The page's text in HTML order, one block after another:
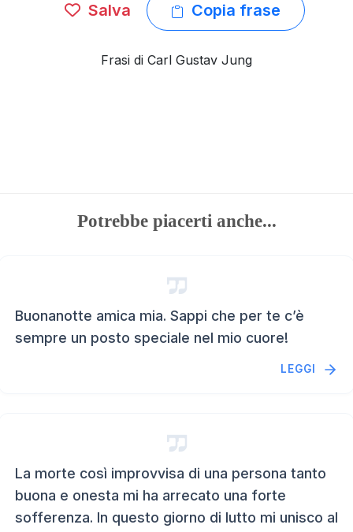
Salva Copia frase
Frasi di Carl Gustav Jung
Potrebbe piacerti anche...
Buonanotte amica mia. Sappi che per te c’è
sempre un posto speciale nel mio cuore!
LEGGI
La morte così improvvisa di una persona tanto
buona e onesta mi ha arrecato una forte
sofferenza. In questo giorno di lutto mi unisco al